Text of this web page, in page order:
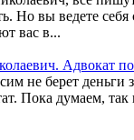
Но вы ведете
вас в...
Адвокат
не берет деньги
Пока думаем, так